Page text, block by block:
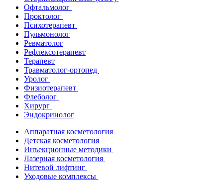
Офтальмолог
Проктолог
Психотерапевт
Пульмонолог
Ревматолог
Рефлексотерапевт
Терапевт
Травматолог-ортопед
Уролог
Физиотерапевт
Флеболог
Хирург
Эндокринолог
Аппаратная косметология
Детская косметология
Инъекционные методики
Лазерная косметология
Нитевой лифтинг
Уходовые комплексы